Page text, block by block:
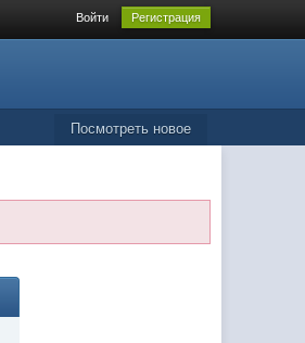
Войти Регистрация
Посмотреть новое